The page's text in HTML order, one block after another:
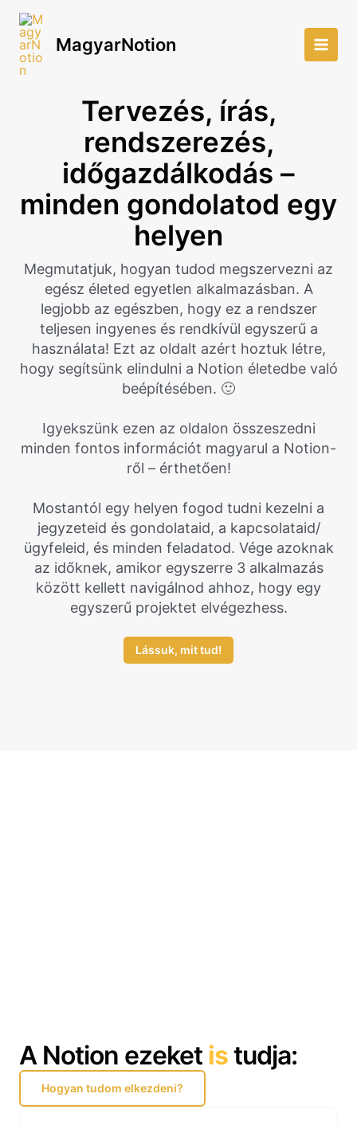
Skip
content
MagyarNotion
Main
Tervezés, írás,
rendszerezés,
időgazdálkodás –
minden gondolatod egy
helyen
Megmutatjuk, hogyan tudod megszervezni az
egész életed egyetlen alkalmazásban. A
legjobb az egészben, hogy ez a rendszer
teljesen ingyenes és rendkívül egyszerű a
használata! Ezt az oldalt azért hoztuk létre,
hogy segítsünk elindulni a Notion életedbe való
beépítésében. 🙂
Igyekszünk ezen az oldalon összeszedni
minden fontos információt magyarul a Notion-
ről – érthetően!
Mostantól egy helyen fogod tudni kezelni a
jegyzeteid és gondolataid, a kapcsolataid/
ügyfeleid, és minden feladatod. Vége azoknak
az időknek, amikor egyszerre 3 alkalmazás
között kellett navigálnod ahhoz, hogy egy
egyszerű projektet elvégezhess.
Lássuk, mit tud!
A Notion ezeket istudja:
Hogyan tudom elkezdeni?